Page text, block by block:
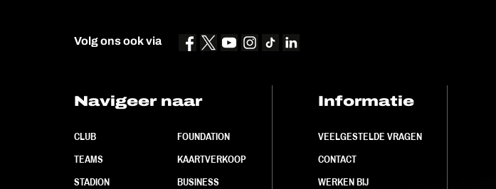
Volg ons ook via
Navigeer naar
CLUB
TEAMS
STADION
FOUNDATION
KAARTVERKOOP
BUSINESS
Informatie
VEELGESTELDE VRAGEN
CONTACT
WERKEN BIJ